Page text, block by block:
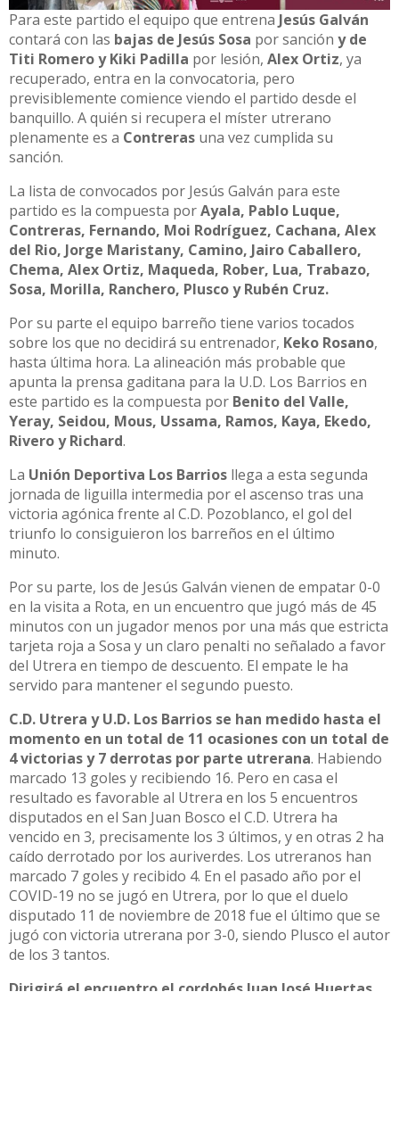
Para este partido el equipo que entrena Jesús Galván
contará con las bajas de Jesús Sosa por sanción y de
Titi Romero y Kiki Padilla por lesión, Alex Ortiz, ya
recuperado, entra en la convocatoria, pero
previsiblemente comience viendo el partido desde el
banquillo. A quién si recupera el míster utrerano
plenamente es a Contreras una vez cumplida su
sanción.
La lista de convocados por Jesús Galván para este
partido es la compuesta porAyala, Pablo Luque,
Contreras, Fernando, Moi Rodríguez, Cachana, Alex
del Rio, Jorge Maristany, Camino, Jairo Caballero,
Chema, Alex Ortiz, Maqueda, Rober, Lua, Trabazo,
Sosa, Morilla, Ranchero, Plusco y Rubén Cruz.
Por su parte el equipo barreño tiene varios tocados
sobre los que no decidirá su entrenador, Keko Rosano,
hasta última hora. La alineación más probable que
apunta la prensa gaditana para la U.D. Los Barrios en
este partido es la compuesta por Benito del Valle,
Yeray, Seidou, Mous, Ussama, Ramos, Kaya, Ekedo,
Rivero y Richard.
La Unión Deportiva Los Barrios llega a esta segunda
jornada de liguilla intermedia por el ascenso tras una
victoria agónica frente al C.D. Pozoblanco, el gol del
triunfo lo consiguieron los barreños en el último
minuto.
Por su parte, los de Jesús Galván vienen de empatar 0-0
en la visita a Rota, en un encuentro que jugó más de 45
minutos con un jugador menos por una más que estricta
tarjeta roja a Sosa y un claro penalti no señalado a favor
del Utrera en tiempo de descuento. El empate le ha
servido para mantener el segundo puesto.
C.D. Utrera y U.D. Los Barrios se han medido hasta el
momento en un total de 11 ocasiones con un total de
4 victorias y 7 derrotas por parte utrerana. Habiendo
marcado 13 goles y recibiendo 16. Pero en casa el
resultado es favorable al Utrera en los 5 encuentros
disputados en el San Juan Bosco el C.D. Utrera ha
vencido en 3, precisamente los 3 últimos, y en otras 2 ha
caído derrotado por los auriverdes. Los utreranos han
marcado 7 goles y recibido 4. En el pasado año por el
COVID-19 no se jugó en Utrera, por lo que el duelo
disputado 11 de noviembre de 2018 fue el último que se
jugó con victoria utrerana por 3-0, siendo Plusco el autor
de los 3 tantos.
Dirigirá el encuentro el cordobés Juan José Huertas